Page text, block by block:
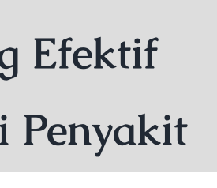
Efektif
Penyakit